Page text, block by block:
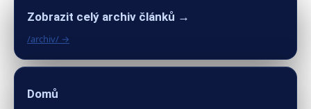
Zobrazit celý archiv článků →
/archiv/ →
Domů